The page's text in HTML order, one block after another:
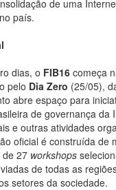
de uma
país.
dias, o FIB16 começa
pelo Dia Zero (25/05),
abre espaço para
de governança da
e outras atividades
oficial é construída de
de 27 workshops
de todas as
setores da sociedade.